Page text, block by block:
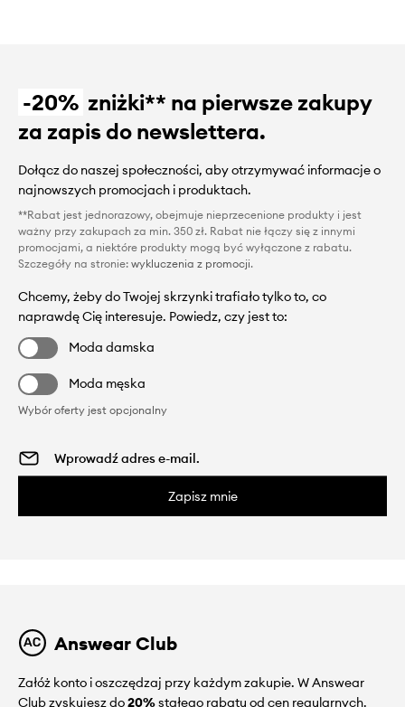
-20% zniżki** na pierwsze zakupy
za zapis do newslettera.
Dołącz do naszej społeczności, aby otrzymywać informacje o
najnowszych promocjach i produktach.
**Rabat jest jednorazowy, obejmuje nieprzecenione produkty i jest
ważny przy zakupach za min. 350 zł. Rabat nie łączy się z innymi
promocjami, a niektóre produkty mogą być wyłączone z rabatu.
Szczegóły na stronie: wykluczenia z promocji.
Chcemy, żeby do Twojej skrzynki trafiało tylko to, co
naprawdę Cię interesuje. Powiedz, czy jest to:
Moda damska
Moda męska
Wybór oferty jest opcjonalny
Zapisz mnie
Answear Club
Załóż konto i oszczędzaj przy każdym zakupie. W Answear
Club zyskujesz do20%stałego rabatu od cen regularnych.